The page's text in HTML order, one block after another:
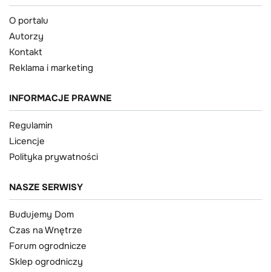
O portalu
Autorzy
Kontakt
Reklama i marketing
INFORMACJE PRAWNE
Regulamin
Licencje
Polityka prywatności
NASZE SERWISY
Budujemy Dom
Czas na Wnętrze
Forum ogrodnicze
Sklep ogrodniczy